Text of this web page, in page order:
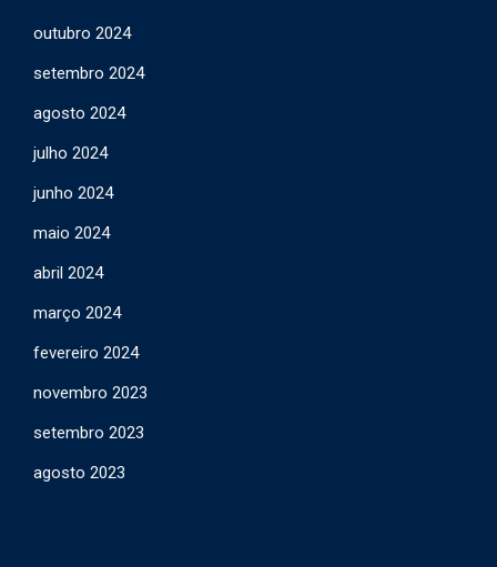
outubro 2024
setembro 2024
agosto 2024
julho 2024
junho 2024
maio 2024
abril 2024
março 2024
fevereiro 2024
novembro 2023
setembro 2023
agosto 2023